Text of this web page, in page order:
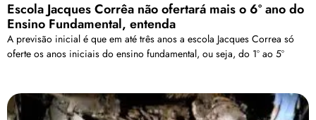
Escola Jacques Corrêa não ofertará mais o 6º ano do
Ensino Fundamental, entenda
A previsão inicial é que em até três anos a escola Jacques Correa só
oferte os anos iniciais do ensino fundamental, ou seja, do 1º ao 5º